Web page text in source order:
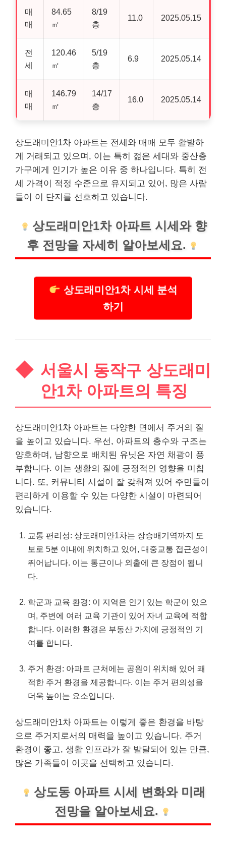
매
매
84.65
㎡
8/19
층
11.0 2025.05.15
전
세
120.46
㎡
5/19
층
6.9 2025.05.14
매
매
146.79
㎡
14/17
층
16.0 2025.05.14
상도래미안1차 아파트는 전세와 매매 모두 활발하
게 거래되고 있으며, 이는 특히 젊은 세대와 중산층
가구에게 인기가 높은 이유 중 하나입니다. 특히 전
세 가격이 적정 수준으로 유지되고 있어, 많은 사람
들이 이 단지를 선호하고 있습니다.
상도래미안1차 아파트 시세와 향
후 전망을 자세히 알아보세요.
상도래미안1차 시세 분석
하기
서울시 동작구 상도래미
안1차 아파트의 특징
상도래미안1차 아파트는 다양한 면에서 주거의 질
을 높이고 있습니다. 우선, 아파트의 층수와 구조는
양호하며, 남향으로 배치된 유닛은 자연 채광이 풍
부합니다. 이는 생활의 질에 긍정적인 영향을 미칩
니다. 또, 커뮤니티 시설이 잘 갖춰져 있어 주민들이
편리하게 이용할 수 있는 다양한 시설이 마련되어
있습니다.
교통 편리성: 상도래미안1차는 장승배기역까지 도
보로 5분 이내에 위치하고 있어, 대중교통 접근성이
뛰어납니다. 이는 통근이나 외출에 큰 장점이 됩니
다.
학군과 교육 환경: 이 지역은 인기 있는 학군이 있으
며, 주변에 여러 교육 기관이 있어 자녀 교육에 적합
합니다. 이러한 환경은 부동산 가치에 긍정적인 기
여를 합니다.
주거 환경: 아파트 근처에는 공원이 위치해 있어 쾌
적한 주거 환경을 제공합니다. 이는 주거 편의성을
더욱 높이는 요소입니다.
상도래미안1차 아파트는 이렇게 좋은 환경을 바탕
으로 주거지로서의 매력을 높이고 있습니다. 주거
환경이 좋고, 생활 인프라가 잘 발달되어 있는 만큼,
많은 가족들이 이곳을 선택하고 있습니다.
상도동 아파트 시세 변화와 미래
전망을 알아보세요.